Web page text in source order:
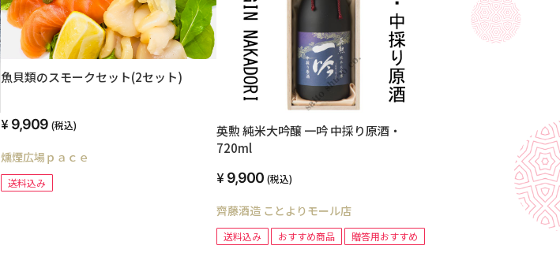
魚貝類のスモークセット(2セット)
9,909 (税込)
燻煙広場ｐａｃｅ
送料込み
英勲 純米大吟醸 一吟 中採り原酒・
720ml
9,900 (税込)
齊藤酒造 ことよりモール店
送料込み おすすめ商品 贈答用おすすめ